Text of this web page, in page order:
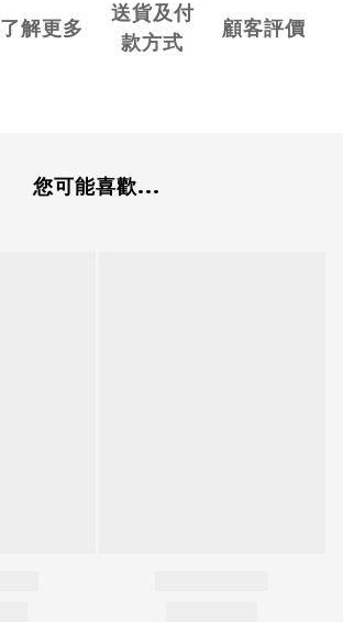
了解更多
送貨及付
款方式
顧客評價
您可能喜歡...